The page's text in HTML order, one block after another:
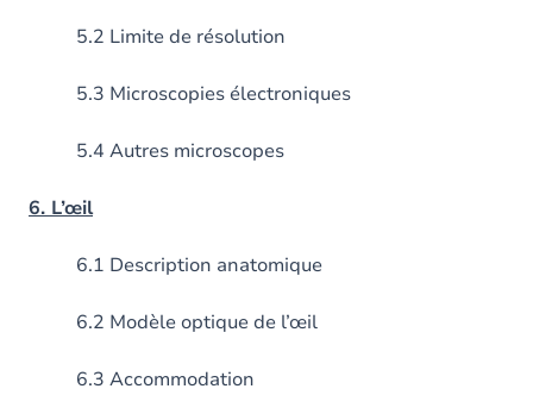
5.2 Limite de résolution
5.3 Microscopies électroniques
5.4 Autres microscopes
6. L’œil
6.1 Description anatomique
6.2 Modèle optique de l’œil
6.3 Accommodation